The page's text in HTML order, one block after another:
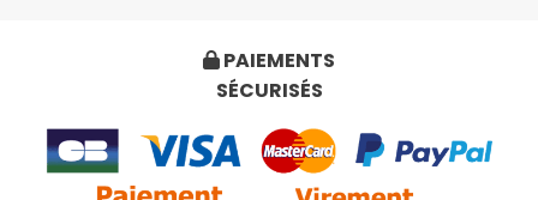
 PAIEMENTS
SÉCURISÉS